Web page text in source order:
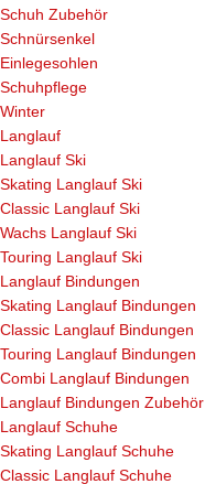
Schuh Zubehör
Schnürsenkel
Einlegesohlen
Schuhpflege
Winter
Langlauf
Langlauf Ski
Skating Langlauf Ski
Classic Langlauf Ski
Wachs Langlauf Ski
Touring Langlauf Ski
Langlauf Bindungen
Skating Langlauf Bindungen
Classic Langlauf Bindungen
Touring Langlauf Bindungen
Combi Langlauf Bindungen
Langlauf Bindungen Zubehör
Langlauf Schuhe
Skating Langlauf Schuhe
Classic Langlauf Schuhe